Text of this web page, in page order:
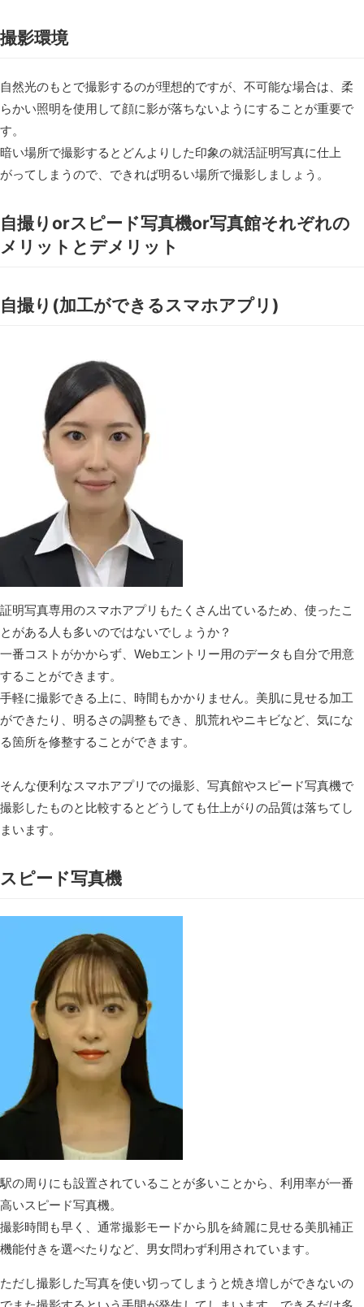
撮影環境
自然光のもとで撮影するのが理想的ですが、不可能な場合は、柔
らかい照明を使用して顔に影が落ちないようにすることが重要で
す。
暗い場所で撮影するとどんよりした印象の就活証明写真に仕上
がってしまうので、できれば明るい場所で撮影しましょう。
自撮りorスピード写真機or写真館それぞれの
メリットとデメリット
自撮り(加工ができるスマホアプリ)
証明写真専用のスマホアプリもたくさん出ているため、使ったこ
とがある人も多いのではないでしょうか？
一番コストがかからず、Webエントリー用のデータも自分で用意
することができます。
手軽に撮影できる上に、時間もかかりません。美肌に見せる加工
ができたり、明るさの調整もでき、肌荒れやニキビなど、気にな
る箇所を修整することができます。
そんな便利なスマホアプリでの撮影、写真館やスピード写真機で
撮影したものと比較するとどうしても仕上がりの品質は落ちてし
まいます。
スピード写真機
駅の周りにも設置されていることが多いことから、利用率が一番
高いスピード写真機。
撮影時間も早く、通常撮影モードから肌を綺麗に見せる美肌補正
機能付きを選べたりなど、男女問わず利用されています。
ただし撮影した写真を使い切ってしまうと焼き増しができないの